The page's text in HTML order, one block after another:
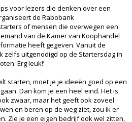
voor lezers die denken over een
de Rabobank
of mensen die overwegen een
van de Kamer van Koophandel
heeft gegeven. Vanuit de
zelfs uitgenodigd op de Startersdag in
Erg leuk!’
starten, moet je je ideeën goed op een
Dan kom je een heel eind. Het is
zwaar, maar het geeft ook zoveel
en beren op de weg ziet, zou ik er
Zie je een eigen bedrijf ook wel zitten,